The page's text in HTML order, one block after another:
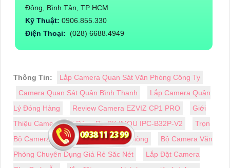
Đông, Bình Tân, TP HCM
Kỹ Thuật: 0906.855.330
Điện Thoại: (028) 6688.4949
Thông Tin:
Lắp Camera Quan Sát Văn Phòng Công Ty
Camera Quan Sát Quận Bình Thạnh
Lắp Camera Quản
Lý Đóng Hàng
Review Camera EZVIZ CP1 PRO
Giới
Thiệu Camera Wifi Dùng Pin 2K IMOU IPC-B32P-V2
Trọn
Bộ Camera IP Âm Thanh Cho Văn Phòng
Bộ Camera Văn
Phòng Chuyên Dụng Giá Rẻ Săc Nét
Lắp Đặt Camera